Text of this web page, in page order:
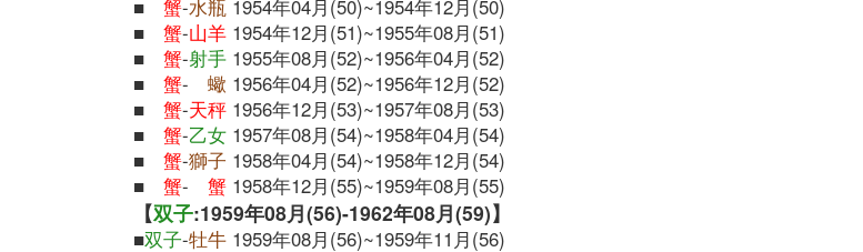
■ 蟹-水瓶 1954年04月(50)~1954年12月(50)
■ 蟹-山羊 1954年12月(51)~1955年08月(51)
■ 蟹-射手 1955年08月(52)~1956年04月(52)
■ 蟹- 蠍 1956年04月(52)~1956年12月(52)
■ 蟹-天秤 1956年12月(53)~1957年08月(53)
■ 蟹-乙女 1957年08月(54)~1958年04月(54)
■ 蟹-獅子 1958年04月(54)~1958年12月(54)
■ 蟹- 蟹 1958年12月(55)~1959年08月(55)
【双子:1959年08月(56)-1962年08月(59)】
■双子-牡牛 1959年08月(56)~1959年11月(56)